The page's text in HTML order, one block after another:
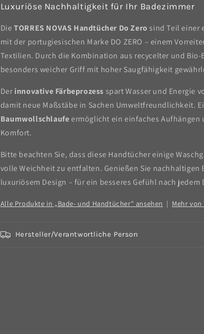
Luxuriöse Nachhaltigkeit für Ihr Badezimmer
DieTORRES NOVAS Handtücher Do Zero sind Teil einer
mit der portugiesischen Marke DO ZERO – einem
Textilien. Durch die Kombination aus recycelter und
besonders weicher Griff mit hoher Saugfähigkeit
Derinnovative Färbeprozess spart Wasser und Energie
damit neue Maßstäbe in Sachen Umweltfreundlichkeit.
Baumwollschlaufe ermöglicht ein einfaches
Komfort.
Bitte beachten Sie, dass diese Handtücher einige
volle Weichheit zu entfalten. Genießen Sie nachhaltigen
luxuriösem Design – für ein besseres Gefühl nach jedem
Alle Produkte in „Bade- und Handtücher" ansehen | Mehr von
Hersteller/Verantwortliche Person